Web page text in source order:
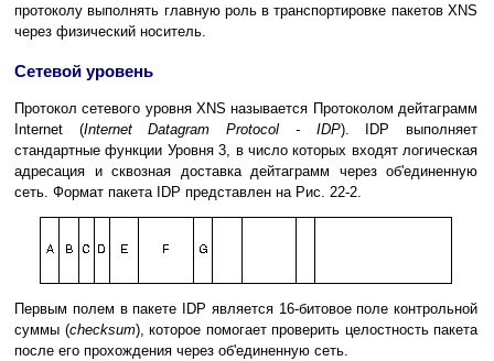
протоколу выполнять главную роль в транспортировке пакетов XNS
через физический носитель.
Сетевой уровень
Протокол сетевого уровня XNS называется Протоколом дейтаграмм
Internet (Internet Datagram Protocol - IDP). IDP выполняет
стандартные функции Уровня 3, в число которых входят логическая
адресация и сквозная доставка дейтаграмм через об'единенную
сеть. Формат пакета IDP представлен на Рис. 22-2.
Первым полем в пакете IDP является 16-битовое поле контрольной
суммы (checksum), которое помогает проверить целостность пакета
после его прохождения через об'единенную сеть.